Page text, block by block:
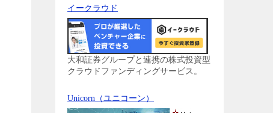
イークラウド
大和証券グループと連携の株式投資型
クラウドファンディングサービス。
Unicorn（ユニコーン）